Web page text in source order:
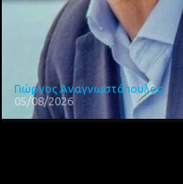
Γιώργος Αναγνωστόπουλος
05/08/2026